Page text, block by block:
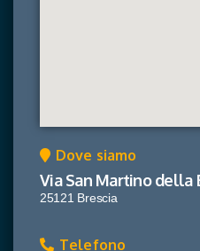
Dove siamo
Via San Martino della
25121 Brescia
Telefono